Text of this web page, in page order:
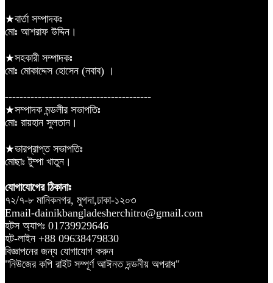
★বার্তা সম্পাদকঃ
মোঃ আশরাফ উদ্দিন।
★সহকারী সম্পাদকঃ
মোঃ মোকাদ্দেস হোসেন (নবাব) ।
----------------------------------------
★সম্পাদক মন্ডলীর সভাপতিঃ
মোঃ রায়হান সুলতান।
★ভারপ্রাপ্ত সভাপতিঃ
মোছাঃ টুম্পা খাতুন।
যোগাযোগের ঠিকানাঃ
৭২/৭-৮ মানিকনগর, মুগদা,ঢাকা-১২০৩
Email-dainikbangladesherchitro@gmail.com
হটস অ্যাপঃ 01739929646
হট-লাইন +88 09638479830
বিজ্ঞাপনের জন্য যোগাযোগ করুন
"নিউজের কপি রাইট সম্পূর্ণ আঈনত দন্ডনীয় অপরাধ"